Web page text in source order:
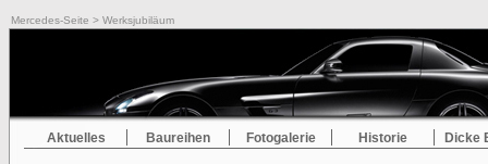
Mercedes-Seite > Werksjubiläum
Aktuelles Baureihen Fotogalerie Historie Dicke